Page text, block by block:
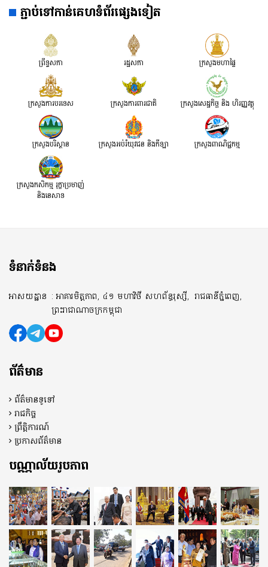
ភ្ជាប់ទៅកាន់គេហទំព័រផ្សេងទៀត
ព្រឹទ្ធសភា រដ្ឋសភា ក្រសួងមហាផ្ទៃ
ក្រសួងការបរទេស ក្រសួងការពារជាតិ ក្រសួង​សេដ្ឋកិច្ច និង ហិរញ្ញវត្ថុ
ក្រសួងបរិស្ថាន ក្រសួងអប់រំយុវជន និងកីឡា ក្រសួងពាណិជ្ជកម្ម
ក្រសួងកសិកម្ម រុក្ខាប្រមាញ់
និងនេសាទ
ទំនាក់ទំនង
អាសយដ្ឋាន : អាគារមិត្តភាព, ៤១ មហាវិថី សហព័ន្ធរុស្សី, រាជធានីភ្នំពេញ,
ព្រះរាជាណាចក្រកម្ពុជា
ព័ត៌មាន
ព័ត៌មានទូទៅ
រាជកិច្ច
ព្រឹត្តិការណ៍
ប្រកាសព័ត៌មាន
បណ្ណាល័យរូបភាព